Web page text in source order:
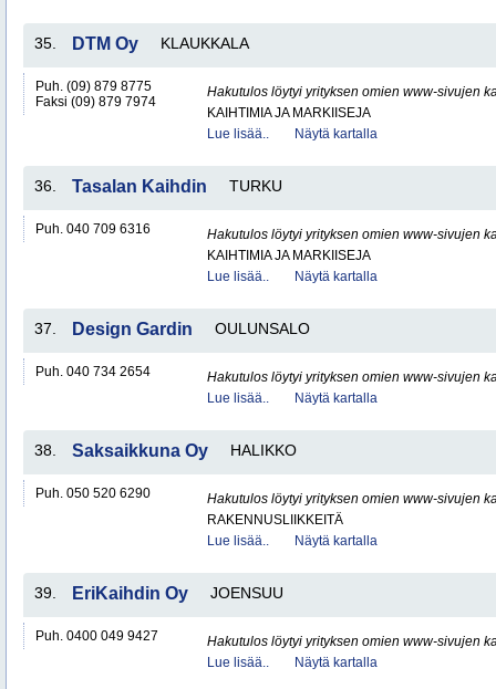
35. DTM Oy KLAUKKALA
Puh. (09) 879 8775
Faksi (09) 879 7974
Hakutulos löytyi yrityksen omien www-sivujen
KAIHTIMIA JA MARKIISEJA
Lue lisää..
Näytä kartalla
36. Tasalan Kaihdin TURKU
Puh. 040 709 6316
Hakutulos löytyi yrityksen omien www-sivujen
KAIHTIMIA JA MARKIISEJA
Lue lisää..
Näytä kartalla
37. Design Gardin OULUNSALO
Puh. 040 734 2654
Hakutulos löytyi yrityksen omien www-sivujen
Lue lisää..
Näytä kartalla
38. Saksaikkuna Oy HALIKKO
Puh. 050 520 6290
Hakutulos löytyi yrityksen omien www-sivujen
RAKENNUSLIIKKEITÄ
Lue lisää..
Näytä kartalla
39. EriKaihdin Oy JOENSUU
Puh. 0400 049 9427
Hakutulos löytyi yrityksen omien www-sivujen
Lue lisää..
Näytä kartalla